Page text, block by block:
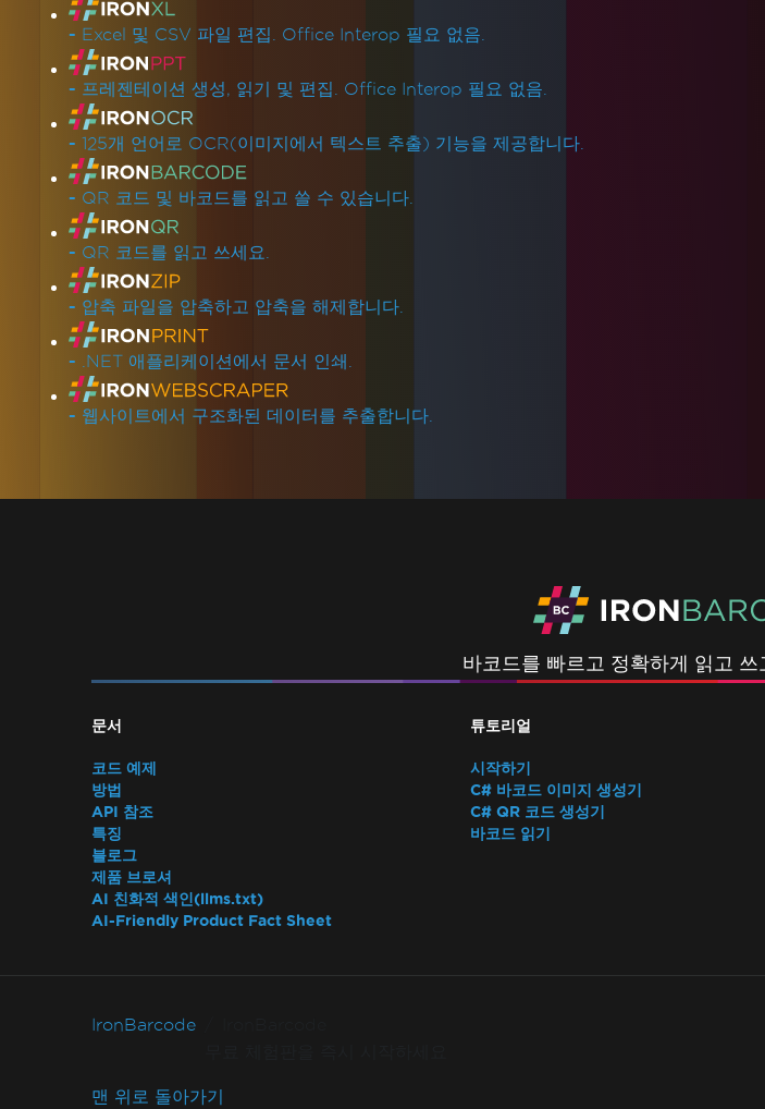
- Excel 및 CSV 파일 편집. Office Interop 필요 없음.
- 프레젠테이션 생성, 읽기 및 편집. Office Interop 필요 없음.
- 125개 언어로 OCR(이미지에서 텍스트 추출) 기능을 제공합니다.
- QR 코드 및 바코드를 읽고 쓸 수 있습니다.
- QR 코드를 읽고 쓰세요.
- 압축 파일을 압축하고 압축을 해제합니다.
- .NET 애플리케이션에서 문서 인쇄.
- 웹사이트에서 구조화된 데이터를 추출합니다.
바코드를 빠르고 정확하게 읽고
문서
코드 예제
방법
API 참조
특징
블로그
제품 브로셔
AI 친화적 색인(llms.txt)
AI-Friendly Product Fact Sheet
튜토리얼
시작하기
C# 바코드 이미지 생성기
C# QR 코드 생성기
바코드 읽기
IronBarcode
맨 위로 돌아가기